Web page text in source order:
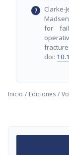
for
doi:
Inicio / Ediciones /